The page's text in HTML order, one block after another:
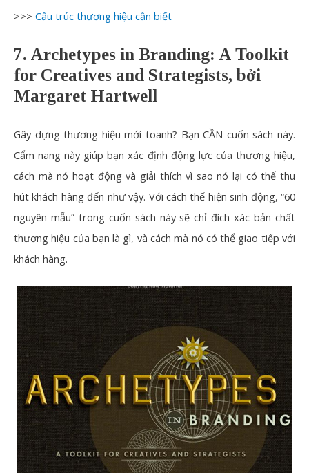
>>> Cấu trúc thương hiệu cần biết
7. Archetypes in Branding: A Toolkit
for Creatives and Strategists, bởi
Margaret Hartwell
Gây dựng thương hiệu mới toanh? Bạn CẦN cuốn sách này.
Cẩm nang này giúp bạn xác định động lực của thương hiệu,
cách mà nó hoạt động và giải thích vì sao nó lại có thể thu
hút khách hàng đến như vậy. Với cách thể hiện sinh động, “60
nguyên mẫu” trong cuốn sách này sẽ chỉ đích xác bản chất
thương hiệu của bạn là gì, và cách mà nó có thể giao tiếp với
khách hàng.